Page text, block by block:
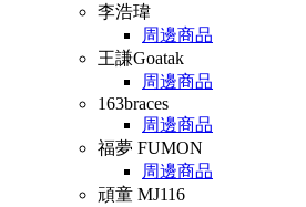
李浩瑋
周邊商品
王謙Goatak
周邊商品
163braces
周邊商品
福夢 FUMON
周邊商品
頑童 MJ116